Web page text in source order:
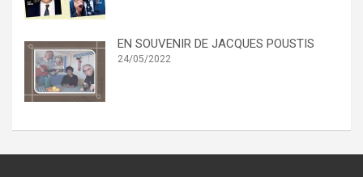
EN SOUVENIR DE JACQUES POUSTIS
24/05/2022